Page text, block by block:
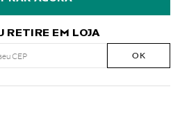
RETIRE EM LOJA
OK